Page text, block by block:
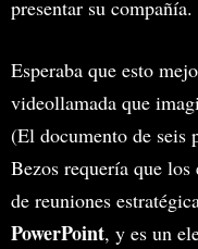
presentar su compañía.
Esperaba que esto
videollamada que
(El documento de seis
Bezos requería que
de reuniones
PowerPoint, y es un